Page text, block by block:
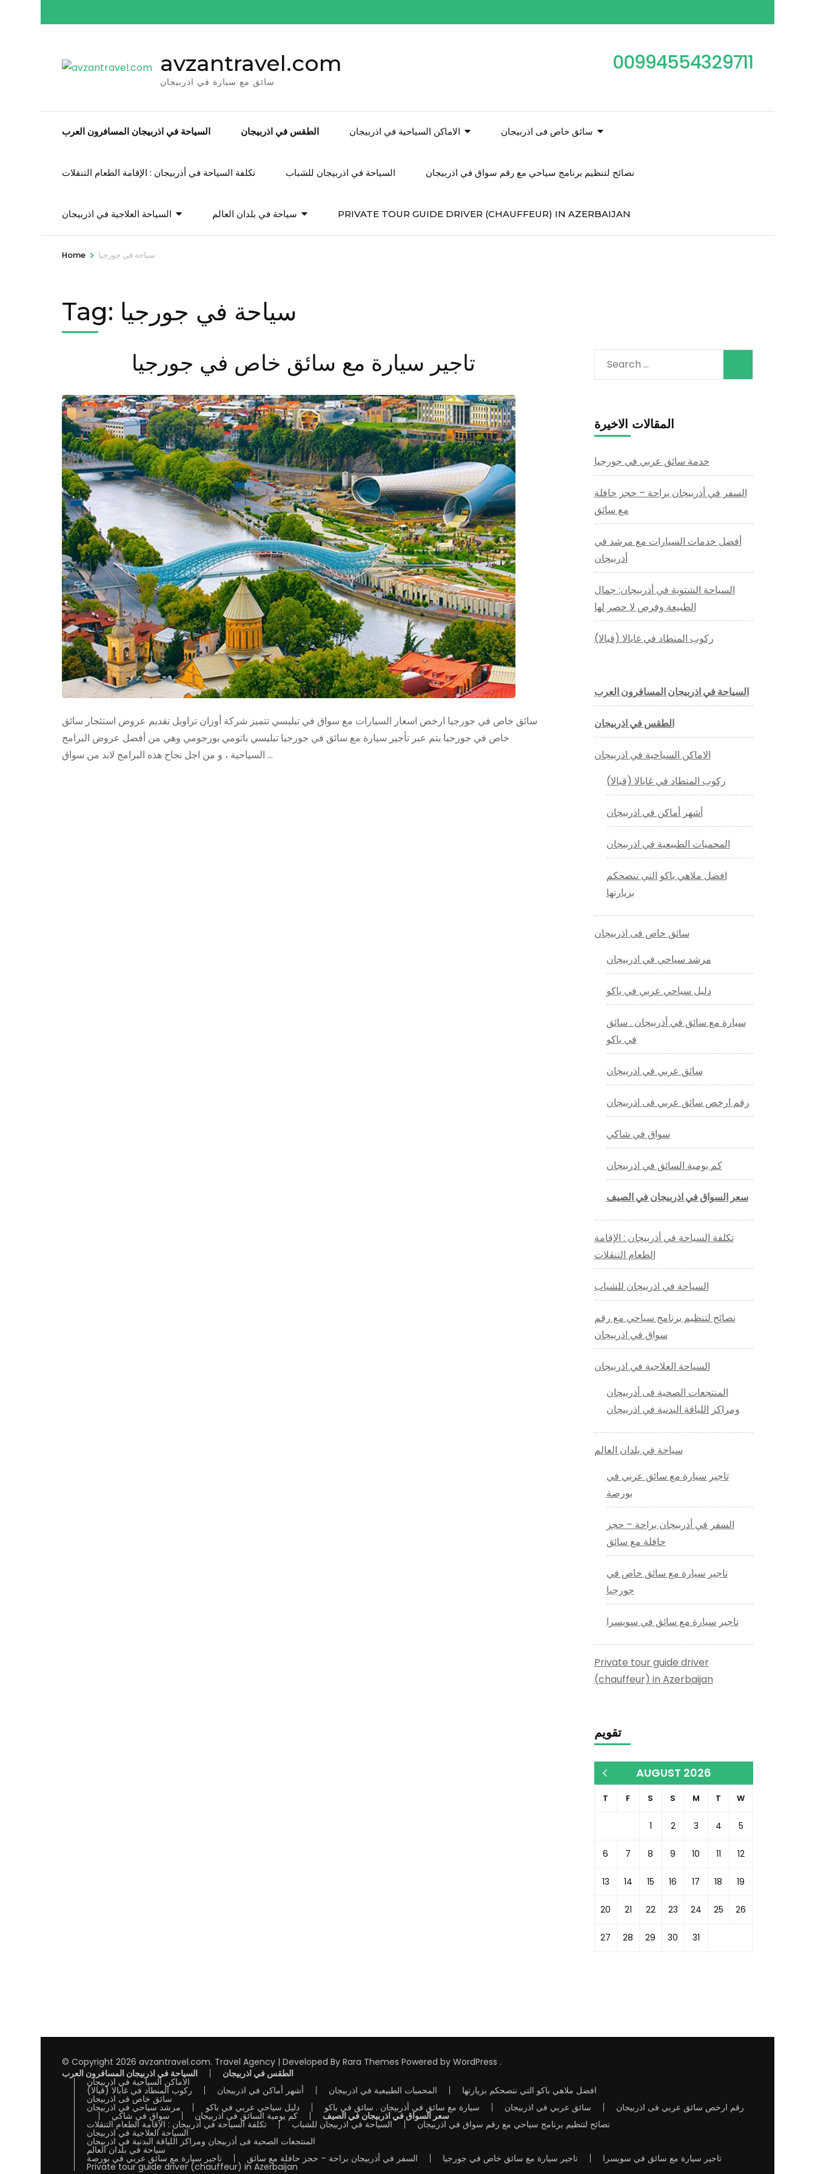
to
(Press
avzantravel.com
سائق مع سيارة في اذربيجان
00994554329711
السياحة في اذربيجان المسافرون العرب الطقس في اذربيجان الاماكن السياحية في اذربيجان سائق خاص فى اذربيجان
تكلفة السياحة في أذربيجان : الإقامة الطعام التنقلات السياحة في اذربيجان للشباب نصائح لتنظيم برنامج سياحي مع رقم سواق في اذربيجان
السياحة العلاجية في اذربيجان سياحة في بلدان العالم PRIVATE TOUR GUIDE DRIVER (CHAUFFEUR) IN AZERBAIJAN
Home > سياحة في جورجيا
Tag: سياحة في جورجيا
تاجير سيارة مع سائق خاص في جورجيا
سائق خاص في جورجيا ارخص اسعار السيارات مع سواق في تبليسي تتميز شركة أوزان تراويل تقديم عروض استئجار سائق
خاص في جورجيا يتم عبر تأجير سيارة مع سائق في جورجيا تبليسي باتومي بورجومي وهي من أفضل عروض البرامج
السياحية ، و من اجل نجاح هذه البرامج لابد من سواق …
Search
for:
المقالات الاخيرة
خدمة سائق عربي في جورجيا
السفر في أذربيجان براحة – حجز حافلة
مع سائق
أفضل خدمات السيارات مع مرشد في
أذربيجان
السياحة الشتوية في أذربيجان: جمال
الطبيعة وفرص لا حصر لها
ركوب المنطاد في غابالا (قبالا)
السياحة في اذربيجان المسافرون العرب
الطقس في اذربيجان
الاماكن السياحية في اذربيجان
ركوب المنطاد في غابالا (قبالا)
أشهر أماكن في اذربيجان
المحميات الطبيعية في اذربيجان
افضل ملاهي باكو التي ننصحكم
بزيارتها
سائق خاص فى اذربيجان
مرشد سياحي في اذربيجان
دليل سياحي عربي في باكو
سيارة مع سائق في أذربيجان . سائق
في باكو
سائق عربي في اذربيجان
رقم ارخص سائق عربي فى اذربيجان
سواق في شاكي
كم يومية السائق في اذربيجان
سعر السواق في اذربيجان في الصيف
تكلفة السياحة في أذربيجان : الإقامة
الطعام التنقلات
السياحة في اذربيجان للشباب
نصائح لتنظيم برنامج سياحي مع رقم
سواق في اذربيجان
السياحة العلاجية في اذربيجان
المنتجعات الصحية فى أذربيجان
ومراكز اللياقة البدنية في اذربيجان
سياحة في بلدان العالم
تاجير سيارة مع سائق عربي في
بورصة
السفر في أذربيجان براحة – حجز
حافلة مع سائق
تاجير سيارة مع سائق خاص في
جورجيا
تاجير سيارة مع سائق في سويسرا
Private tour guide driver
(chauffeur) in Azerbaijan
تقويم
AUGUST 2026
T F S S M T W
1 2 3 4 5
6 7 8 9 10 11 12
13 14 15 16 17 18 19
20 21 22 23 24 25 26
27 28 29 30 31
© Copyright 2026 avzantravel.com. Travel Agency | Developed By Rara Themes Powered by WordPress .
السياحة في اذربيجان المسافرون العرب
الطقس في اذربيجان
الاماكن السياحية في اذربيجان
ركوب المنطاد في غابالا (قبالا) أشهر أماكن في اذربيجان المحميات الطبيعية في اذربيجان افضل ملاهي باكو التي ننصحكم بزيارتها
سائق خاص فى اذربيجان
مرشد سياحي في اذربيجان دليل سياحي عربي في باكو سيارة مع سائق في أذربيجان . سائق في باكو سائق عربي في اذربيجان رقم ارخص سائق عربي فى اذربيجان
سواق في شاكي كم يومية السائق في اذربيجان سعر السواق في اذربيجان في الصيف
تكلفة السياحة في أذربيجان : الإقامة الطعام التنقلات السياحة في اذربيجان للشباب نصائح لتنظيم برنامج سياحي مع رقم سواق في اذربيجان
السياحة العلاجية في اذربيجان
المنتجعات الصحية فى أذربيجان ومراكز اللياقة البدنية في اذربيجان
سياحة في بلدان العالم
تاجير سيارة مع سائق عربي في بورصة السفر في أذربيجان براحة – حجز حافلة مع سائق تاجير سيارة مع سائق خاص في جورجيا تاجير سيارة مع سائق في سويسرا
Private tour guide driver (chauffeur) in Azerbaijan